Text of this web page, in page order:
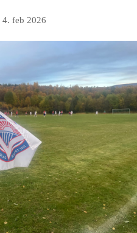
4. feb 2026